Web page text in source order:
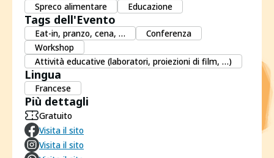
Spreco alimentare
Educazione
Tags dell'Evento
Eat-in, pranzo, cena, …
Conferenza
Workshop
Attività educative (laboratori, proiezioni di film, …)
Lingua
Francese
Più dettagli
Gratuito
Visita il sito
Visita il sito